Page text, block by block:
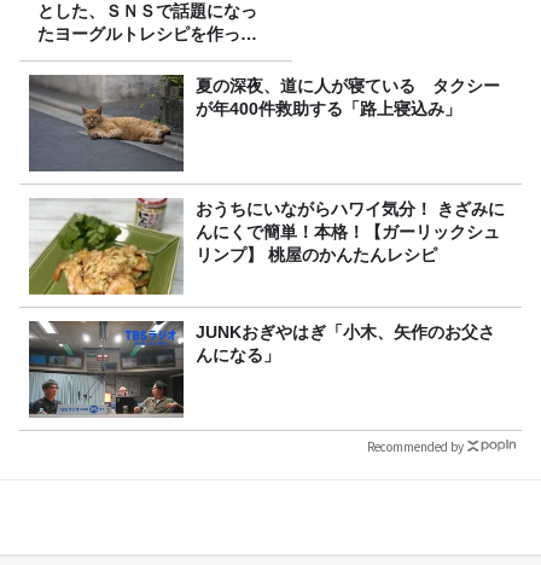
とした、ＳＮＳで話題になっ
たヨーグルトレシピを作って
みた！
夏の深夜、道に人が寝ている タクシー
が年400件救助する「路上寝込み」
おうちにいながらハワイ気分！ きざみに
んにくで簡単！本格！【ガーリックシュ
リンプ】 桃屋のかんたんレシピ
JUNKおぎやはぎ「小木、矢作のお父さ
んになる」
Recommended by